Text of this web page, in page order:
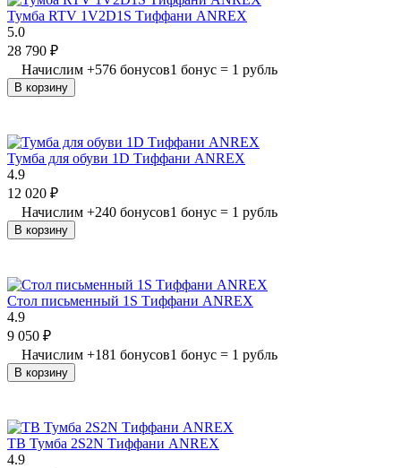
Тумба RTV 1V2D1S Тиффани ANREX
5.0
28 790 ₽
Начислим +576 бонусов1 бонус = 1 рубль
В корзину
Тумба для обуви 1D Тиффани ANREX
4.9
12 020 ₽
Начислим +240 бонусов1 бонус = 1 рубль
В корзину
Стол письменный 1S Тиффани ANREX
4.9
9 050 ₽
Начислим +181 бонусов1 бонус = 1 рубль
В корзину
ТВ Тумба 2S2N Тиффани ANREX
4.9